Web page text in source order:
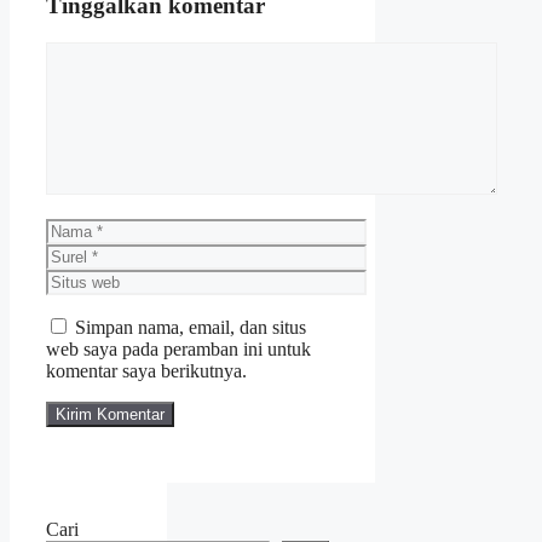
Tinggalkan komentar
Nama
Surel
Situs
web
Simpan nama, email, dan situs
web saya pada peramban ini untuk
komentar saya berikutnya.
Cari